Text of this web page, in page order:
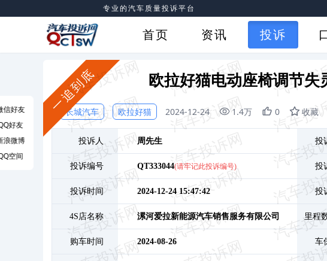
专业的汽车质量投诉平台
首页 资讯 投诉
一追到底 欧拉好猫电动座椅调节失
长城汽车 欧拉好猫 2024-12-24 1.4万 0 收藏
投诉人 周先生 投
投诉编号 QT333044(请牢记此投诉编号) 投
投诉时间 2024-12-24 15:47:42 投
4S店名称 漯河爱拉新能源汽车销售服务有限公司 里程
购车时间 2024-08-26 车
信好友
好友
浪微博
空间